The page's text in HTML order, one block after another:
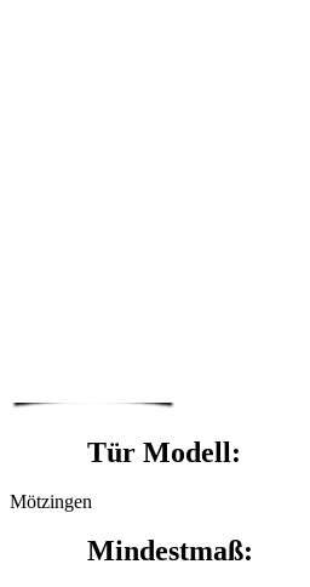
Tür Modell:
Mötzingen
Mindestmaß: